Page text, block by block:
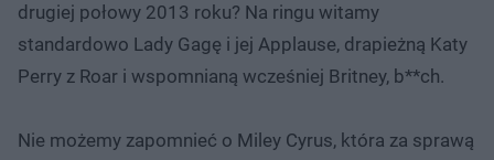
drugiej połowy 2013 roku? Na ringu witamy
standardowo Lady Gagę i jej Applause, drapieżną Katy
Perry z Roar i wspomnianą wcześniej Britney, b**ch.
Nie możemy zapomnieć o Miley Cyrus, która za sprawą